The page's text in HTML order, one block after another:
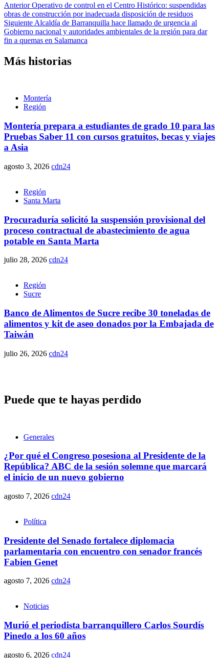
AnteriorOperativo de control en el Centro Histórico: suspendidas
obras de construcción por inadecuada disposición de residuos
Siguiente Alcaldía de Barranquilla hace llamado de urgencia al
Gobierno nacional y autoridades ambientales de la región para dar
fin a quemas en Salamanca
Más historias
Montería
Región
Montería prepara a estudiantes de grado 10 para las
Pruebas Saber 11 con cursos gratuitos, becas y viajes
a Asia
agosto 3, 2026 cdn24
Región
Santa Marta
Procuraduría solicitó la suspensión provisional del
proceso contractual de abastecimiento de agua
potable en Santa Marta
julio 28, 2026 cdn24
Región
Sucre
Banco de Alimentos de Sucre recibe 30 toneladas de
alimentos y kit de aseo donados por la Embajada de
Taiwán
julio 26, 2026 cdn24
Puede que te hayas perdido
Generales
¿Por qué el Congreso posesiona al Presidente de la
República? ABC de la sesión solemne que marcará
el inicio de un nuevo gobierno
agosto 7, 2026 cdn24
Política
Presidente del Senado fortalece diplomacia
parlamentaria con encuentro con senador francés
Fabien Genet
agosto 7, 2026 cdn24
Noticias
Murió el periodista barranquillero Carlos Sourdís
Pinedo a los 60 años
agosto 6, 2026 cdn24